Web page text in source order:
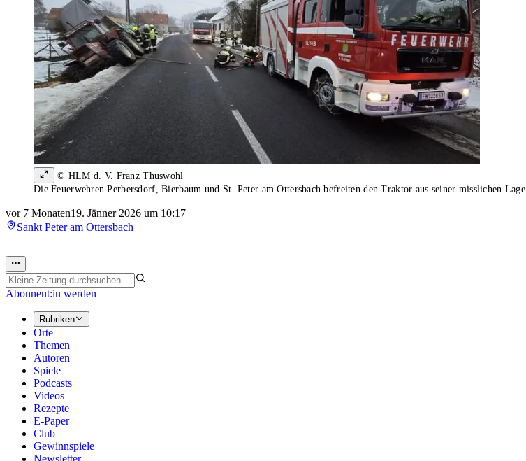
© HLM d. V. Franz Thuswohl
Die Feuerwehren Perbersdorf, Bierbaum und St. Peter am Ottersbach befreiten den Traktor aus seiner misslichen Lage
vor 7 Monaten19. Jänner 2026 um 10:17
Sankt Peter am Ottersbach
Abonnent:in werden
Rubriken
Orte
Themen
Autoren
Spiele
Podcasts
Videos
Rezepte
E-Paper
Club
Gewinnspiele
Newsletter